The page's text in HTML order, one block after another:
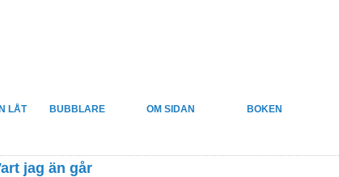
LÅT BUBBLARE OM SIDAN BOKEN
jag än går